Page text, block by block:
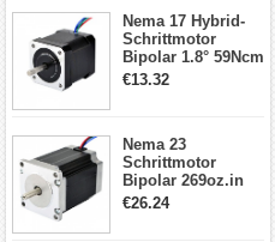
Schrittmotor
Nema 17 Hybrid-
Schrittmotor
Bipolar 1.8° 59Ncm
2A 4 Drähte mit 1m
€13.32
Nema 23
Schrittmotor
Bipolar 269oz.in
2,8A 57x57x76mm
€26.24